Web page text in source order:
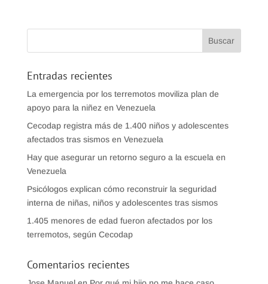
Entradas recientes
La emergencia por los terremotos moviliza plan de
apoyo para la niñez en Venezuela
Cecodap registra más de 1.400 niños y adolescentes
afectados tras sismos en Venezuela
Hay que asegurar un retorno seguro a la escuela en
Venezuela
Psicólogos explican cómo reconstruir la seguridad
interna de niñas, niños y adolescentes tras sismos
1.405 menores de edad fueron afectados por los
terremotos, según Cecodap
Comentarios recientes